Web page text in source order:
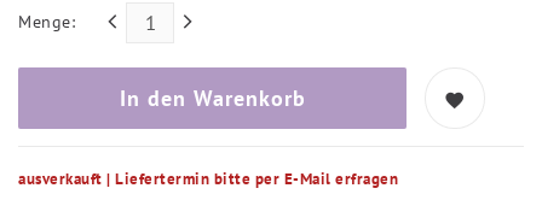
Menge:
In den Warenkorb
ausverkauft | Liefertermin bitte per E-Mail erfragen